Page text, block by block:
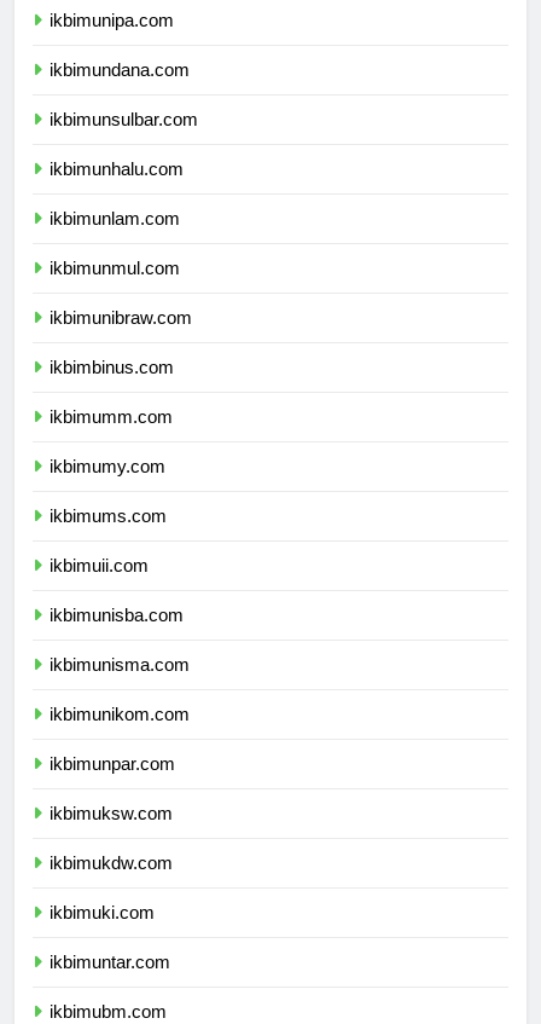
ikbimunipa.com
ikbimundana.com
ikbimunsulbar.com
ikbimunhalu.com
ikbimunlam.com
ikbimunmul.com
ikbimunibraw.com
ikbimbinus.com
ikbimumm.com
ikbimumy.com
ikbimums.com
ikbimuii.com
ikbimunisba.com
ikbimunisma.com
ikbimunikom.com
ikbimunpar.com
ikbimuksw.com
ikbimukdw.com
ikbimuki.com
ikbimuntar.com
ikbimubm.com